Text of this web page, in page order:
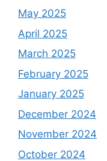
May 2025
April 2025
March 2025
February 2025
January 2025
December 2024
November 2024
October 2024